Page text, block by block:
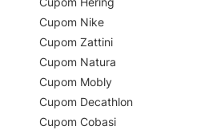
Cupom Nike
Cupom Zattini
Cupom Natura
Cupom Mobly
Cupom Decathlon
Cupom Cobasi